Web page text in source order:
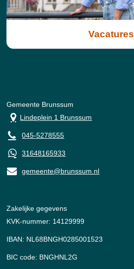
Vacatures
Gemeente Brunssum
Lindeplein 1 Brunssum
045-5278555
31648165933
gemeente@brunssum.nl
Zakelijke gegevens
KVK-nummer: 14129999
IBAN: NL68BNGH0285001523
BIC code: BNGHNL2G